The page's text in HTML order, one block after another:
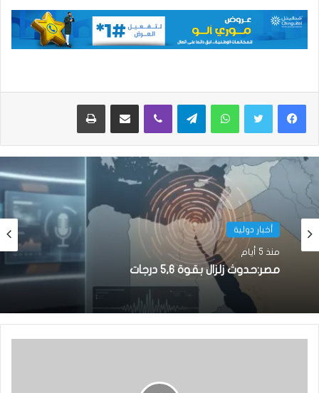
واتساب تيلقرام ڤايبر مشاركة عبر البريد طباعة
أخبار دولية
منذ 5 أيام
مصر:حدوث زلزال بقوة 5,6 درجات